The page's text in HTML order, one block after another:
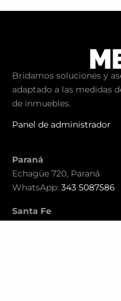
Bridamos soluciones y
adaptado a las medidas
de inmuebles.
Panel de administrador
Paraná
Echagüe 720, Paraná
WhatsApp: 343 5087586
Santa Fe